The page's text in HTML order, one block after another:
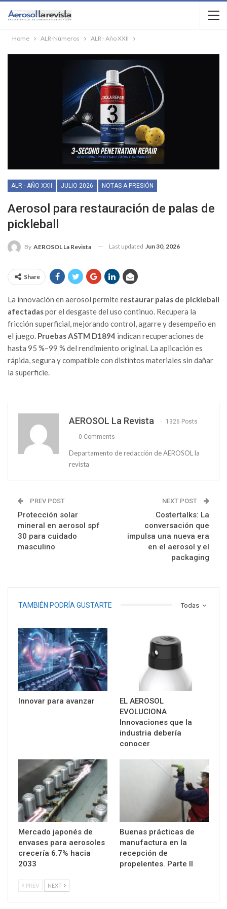
Home ALR-Números ALR - Año XXII
ALR - AÑO XXII JULIO 2026 NOTAS A PRESIÓN
Aerosol para restauración de palas de
pickleball
By AEROSOL La Revista Last updated Jun 30, 2026
Share
La innovación en aerosol permite restaurar palas de pickleball
afectadaspor el desgaste del uso continuo. Recupera la
fricción superficial, mejorando control, agarre y desempeño en
el juego. Pruebas ASTM D1894 indican recuperaciones de
hasta 95 %–99 % del rendimiento original. La aplicación es
rápida, segura y compatible con distintos materiales sin dañar
la superficie.
AEROSOL La Revista 1326 Posts
0 Comments
Departamento de redacción de AEROSOL la
revista
PREV POST
Protección solar
mineral en aerosol spf
30 para cuidado
masculino
NEXT POST
Costertalks: La
conversación que
impulsa una nueva era
en el aerosol y el
packaging
Todas
TAMBIÉN PODRÍA GUSTARTE
Innovar para avanzar
EL AEROSOL
EVOLUCIONA
Innovaciones que la
industria debería
conocer
Mercado japonés de
envases para aerosoles
crecería 6.7% hacia
2033
Buenas prácticas de
manufactura en la
recepción de
propelentes. Parte II
PREV NEXT